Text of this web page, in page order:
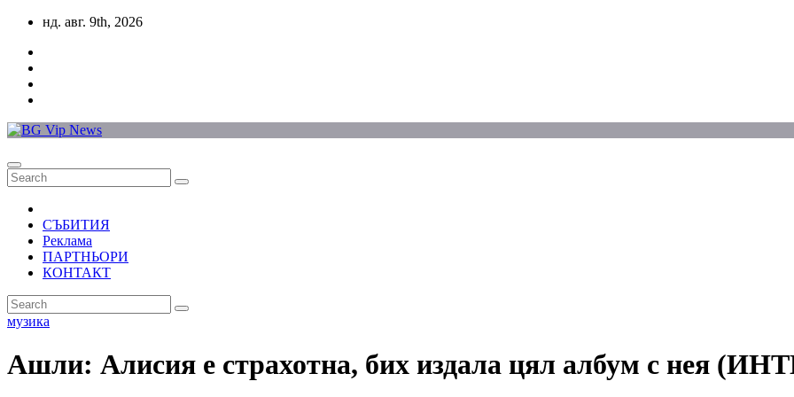
Skip
content
нд. авг. 9th, 2026
СЪБИТИЯ
Реклама
ПАРТНЬОРИ
КОНТАКТ
музика
Ашли: Алисия е страхотна, бих издала цял албум с нея